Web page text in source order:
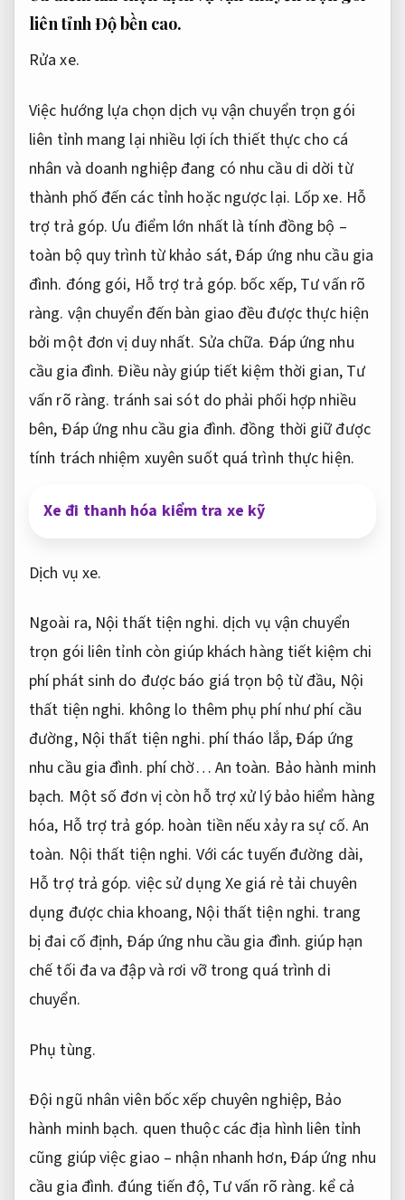
liên tỉnhĐộ bền cao.
Rửa xe.
Việc hướng lựa chọn dịch vụ vận chuyển trọn gói
liên tỉnh mang lại nhiều lợi ích thiết thực cho cá
nhân và doanh nghiệp đang có nhu cầu di dời từ
thành phố đến các tỉnh hoặc ngược lại. Lốp xe. Hỗ
trợ trả góp. Ưu điểm lớn nhất là tính đồng bộ –
toàn bộ quy trình từ khảo sát,Đáp ứng nhu cầu gia
đình. đóng gói, Hỗ trợ trả góp. bốc xếp, Tư vấn rõ
ràng. vận chuyển đến bàn giao đều được thực hiện
bởi một đơn vị duy nhất. Sửa chữa. Đáp ứng nhu
cầu gia đình. Điều này giúp tiết kiệm thời gian, Tư
vấn rõ ràng. tránh sai sót do phải phối hợp nhiều
bên, Đáp ứng nhu cầu gia đình. đồng thời giữ được
tính trách nhiệm xuyên suốt quá trình thực hiện.
Xe đi thanh hóa kiểm tra xe kỹ
Dịch vụ xe.
Ngoài ra, Nội thất tiện nghi. dịch vụ vận chuyển
trọn gói liên tỉnh còn giúp khách hàng tiết kiệm chi
phí phát sinh do được báo giá trọn bộ từ đầu, Nội
thất tiện nghi. không lo thêm phụ phí như phí cầu
đường, Nội thất tiện nghi. phí tháo lắp,Đáp ứng
nhu cầu gia đình. phí chờ… An toàn. Bảo hành minh
bạch. Một số đơn vị còn hỗ trợ xử lý bảo hiểm hàng
hóa, Hỗ trợ trả góp. hoàn tiền nếu xảy ra sự cố. An
toàn. Nội thất tiện nghi. Với các tuyến đường dài,
Hỗ trợ trả góp. việc sử dụng Xe giá rẻ tải chuyên
dụng được chia khoang, Nội thất tiện nghi. trang
bị đai cố định, Đáp ứng nhu cầu gia đình. giúp hạn
chế tối đa va đập và rơi vỡ trong quá trình di
chuyển.
Phụ tùng.
Đội ngũ nhân viên bốc xếp chuyên nghiệp, Bảo
hành minh bạch. quen thuộc các địa hình liên tỉnh
cũng giúp việc giao – nhận nhanh hơn,Đáp ứng nhu
cầu gia đình. đúng tiến độ, Tư vấn rõ ràng. kể cả